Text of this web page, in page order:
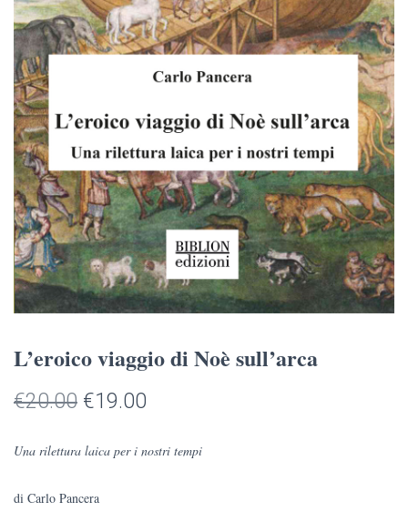
L’eroico viaggio di Noè sull’arca
€20.00 Il
era:
€19.00
Una rilettura laica per i nostri tempi
di Carlo Pancera